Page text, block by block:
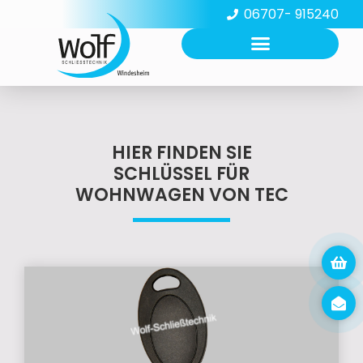
06707- 915240
HIER FINDEN SIE
SCHLÜSSEL FÜR
WOHNWAGEN VON TEC